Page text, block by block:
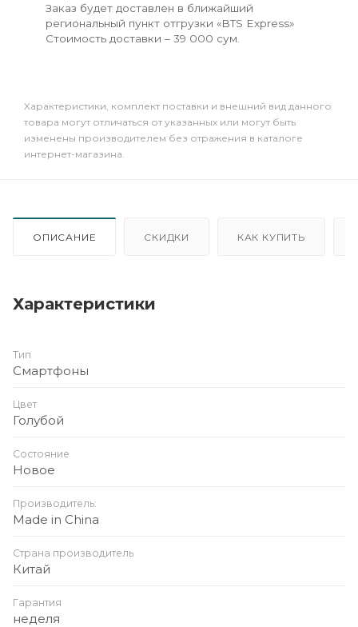
Заказ будет доставлен в ближайший
региональный пункт отгрузки «BTS Express»
Стоимость доставки – 39 000 сум.
Xарактеристики, комплект поставки и внешний вид данного
товара могут отличаться от указанных или могут быть
изменены производителем без отражения в каталоге
интернет-магазина.
ОПИСАНИЕ СКИДКИ КАК КУПИТЬ
Характеристики
Тип
Смартфоны
Цвет
Голубой
Состояние
Новое
Производитель:
Made in China
Страна производитель
Китай
Гарантия
неделя